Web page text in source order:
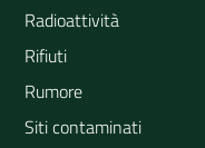
Radioattività
Rifiuti
Rumore
Siti contaminati